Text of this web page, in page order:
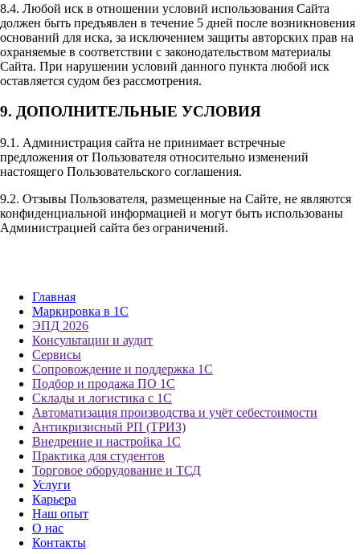
8.4. Любой иск в отношении условий использования Сайта
должен быть предъявлен в течение 5 дней после возникновения
оснований для иска, за исключением защиты авторских прав на
охраняемые в соответствии с законодательством материалы
Сайта. При нарушении условий данного пункта любой иск
оставляется судом без рассмотрения.
9. ДОПОЛНИТЕЛЬНЫЕ УСЛОВИЯ
9.1. Администрация сайта не принимает встречные
предложения от Пользователя относительно изменений
настоящего Пользовательского соглашения.
9.2. Отзывы Пользователя, размещенные на Сайте, не являются
конфиденциальной информацией и могут быть использованы
Администрацией сайта без ограничений.
Главная
Маркировка в 1С
ЭПД 2026
Консультации и аудит
Сервисы
Сопровождение и поддержка 1С
Подбор и продажа ПО 1С
Склады и логистика с 1С
Автоматизация производства и учёт себестоимости
Антикризисный РП (ТРИЗ)
Внедрение и настройка 1С
Практика для студентов
Торговое оборудование и ТСД
Услуги
Карьера
Наш опыт
О нас
Контакты